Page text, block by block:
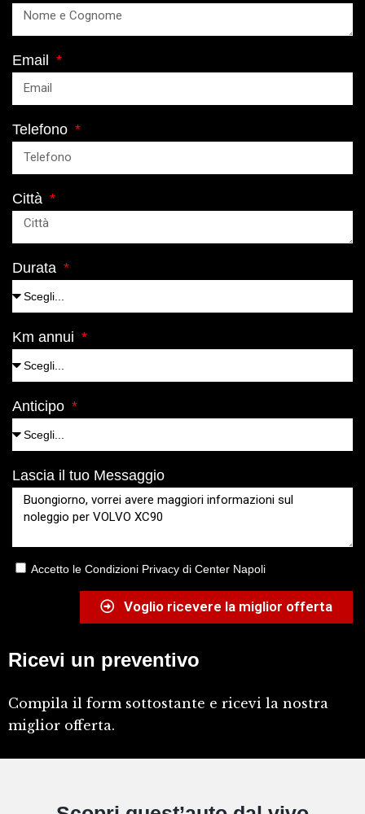
Email
Telefono
Città
Durata
Km annui
Anticipo
Lascia il tuo Messaggio
Accetto le Condizioni Privacy di Center Napoli
Voglio ricevere la miglior offerta
Ricevi un preventivo
Compila il form sottostante e ricevi la nostra
miglior offerta.